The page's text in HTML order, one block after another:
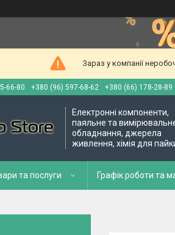
Зараз у компанії
66-80 +380 (96) 597-68-62 +380 (66) 178-28-89
Електронні компоненти,
паяльне та
обладнання, джерела
живлення, хімія для
та послуги Графік роботи та